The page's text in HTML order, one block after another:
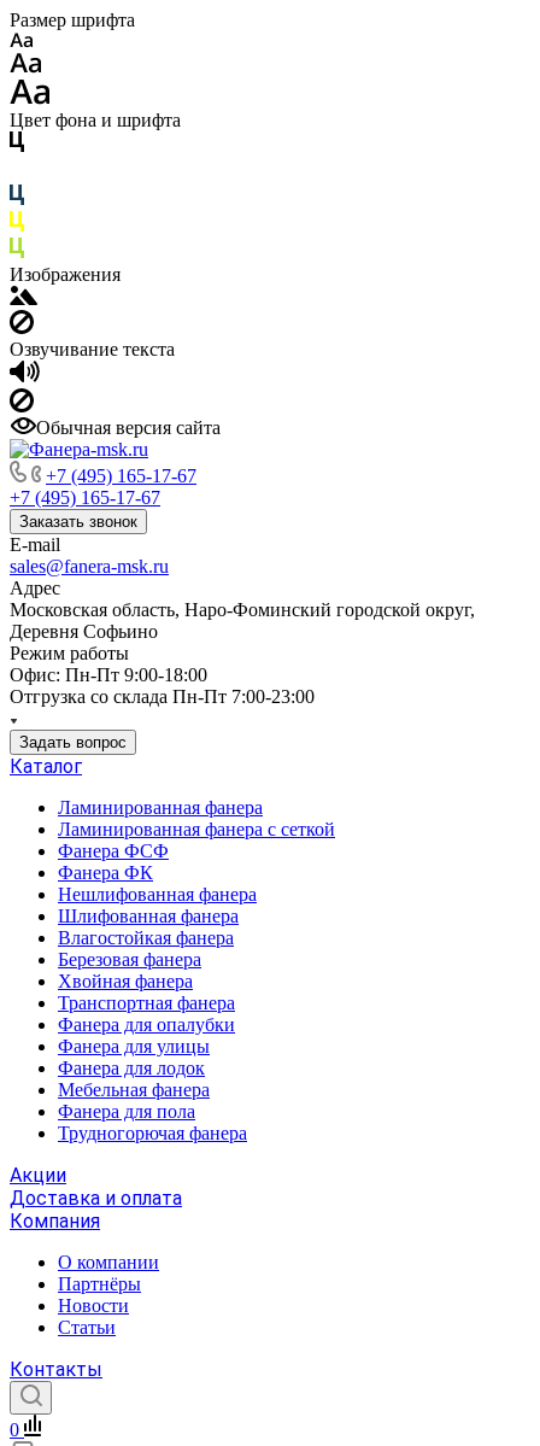
Размер шрифта
Цвет фона и шрифта
Изображения
Озвучивание текста
Обычная версия сайта
+7 (495) 165-17-67
+7 (495) 165-17-67
Заказать звонок
E-mail
sales@fanera-msk.ru
Адрес
Московская область, Наро-Фоминский городской округ,
Деревня Софьино
Режим работы
Офис: Пн-Пт 9:00-18:00
Отгрузка со склада Пн-Пт 7:00-23:00
Задать вопрос
Каталог
Ламинированная фанера
Ламинированная фанера с сеткой
Фанера ФСФ
Фанера ФК
Нешлифованная фанера
Шлифованная фанера
Влагостойкая фанера
Березовая фанера
Хвойная фанера
Транспортная фанера
Фанера для опалубки
Фанера для улицы
Фанера для лодок
Мебельная фанера
Фанера для пола
Трудногорючая фанера
Акции
Доставка и оплата
Компания
О компании
Партнёры
Новости
Статьи
Контакты
0